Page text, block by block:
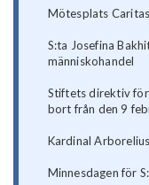
Mötesplats
S:ta Josefina
människohandel
Stiftets direktiv
bort från den 9
Kardinal
Minnesdagen för